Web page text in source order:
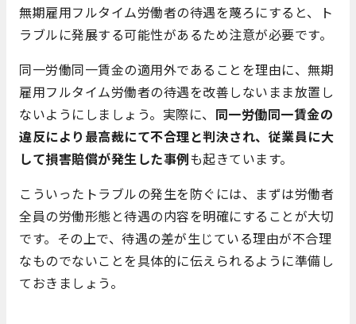
無期雇用フルタイム労働者の待遇を蔑ろにすると、ト
ラブルに発展する可能性があるため注意が必要です。
同一労働同一賃金の適用外であることを理由に、無期
雇用フルタイム労働者の待遇を改善しないまま放置し
ないようにしましょう。実際に、 同一労働同一賃金の
違反により最高裁にて不合理と判決され、従業員に大
して損害賠償が発生した事例も起きています。
こういったトラブルの発生を防ぐには、まずは労働者
全員の労働形態と待遇の内容を明確にすることが大切
です。その上で、待遇の差が生じている理由が不合理
なものでないことを具体的に伝えられるように準備し
ておきましょう。